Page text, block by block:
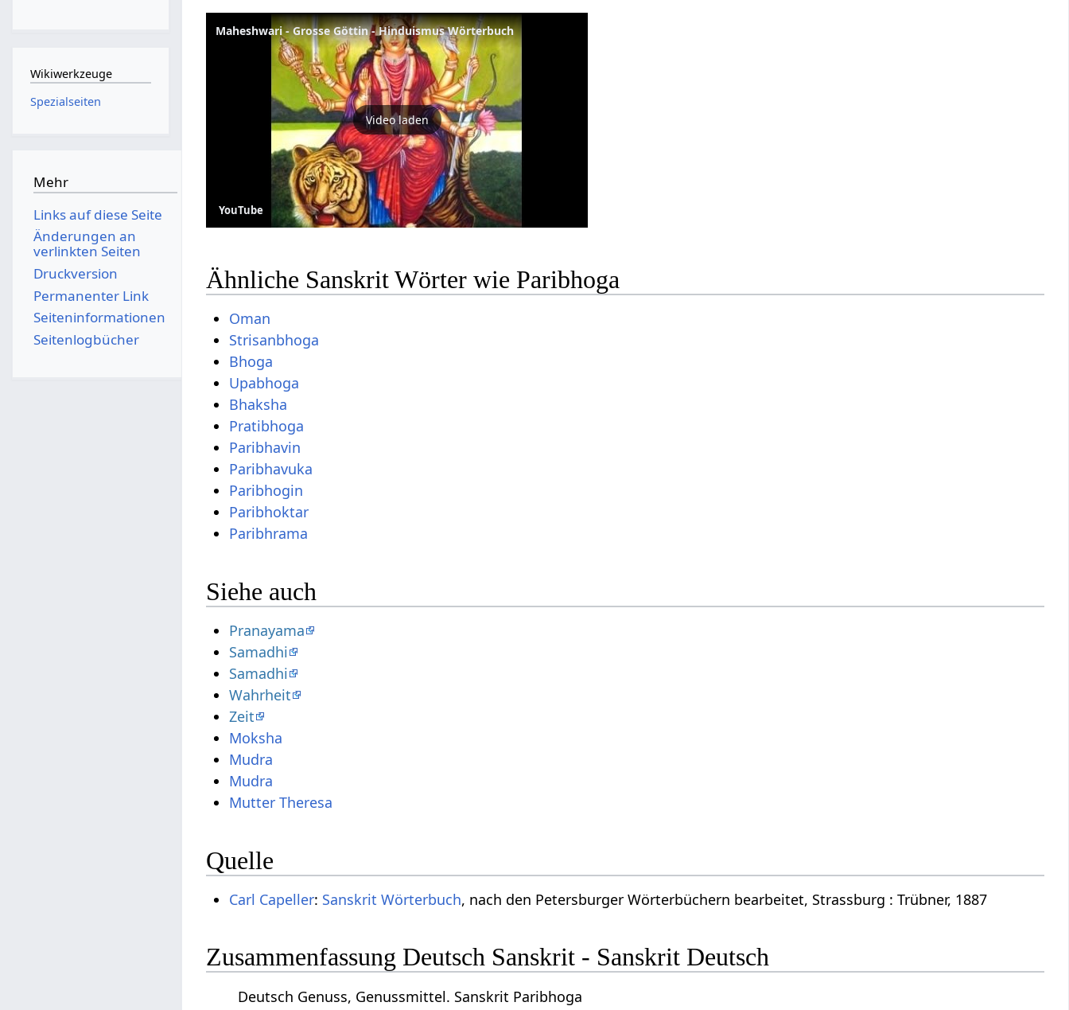
Maheshwari - Grosse Göttin - Hinduismus Wörterbuch
Video laden
YouTube
Ähnliche Sanskrit Wörter wie Paribhoga
Oman
Strisanbhoga
Bhoga
Upabhoga
Bhaksha
Pratibhoga
Paribhavin
Paribhavuka
Paribhogin
Paribhoktar
Paribhrama
Siehe auch
Pranayama
Samadhi
Samadhi
Wahrheit
Zeit
Moksha
Mudra
Mudra
Mutter Theresa
Quelle
Carl Capeller: Sanskrit Wörterbuch, nach den Petersburger Wörterbüchern bearbeitet, Strassburg : Trübner, 1887
Zusammenfassung Deutsch Sanskrit - Sanskrit Deutsch
Deutsch Genuss, Genussmittel. Sanskrit Paribhoga
Wikiwerkzeuge
Spezialseiten
Mehr
Links auf diese Seite
Änderungen an
verlinkten Seiten
Druckversion
Permanenter Link
Seiten­­informationen
Seitenlogbücher